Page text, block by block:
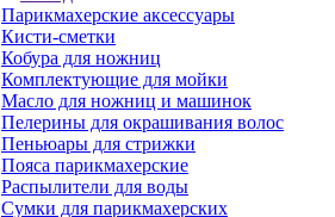
Парикмахерские аксессуары
Кисти-сметки
Кобура для ножниц
Комплектующие для мойки
Масло для ножниц и машинок
Пелерины для окрашивания волос
Пеньюары для стрижки
Пояса парикмахерские
Распылители для воды
Сумки для парикмахерских